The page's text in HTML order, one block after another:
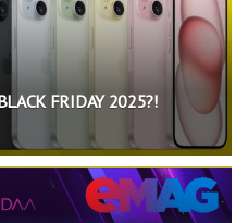
FRIDAY 2025?!